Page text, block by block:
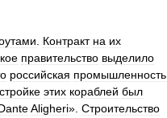
Контракт на их
правительство выделило
российская промышленность
этих кораблей был
Aligheri». Строительство